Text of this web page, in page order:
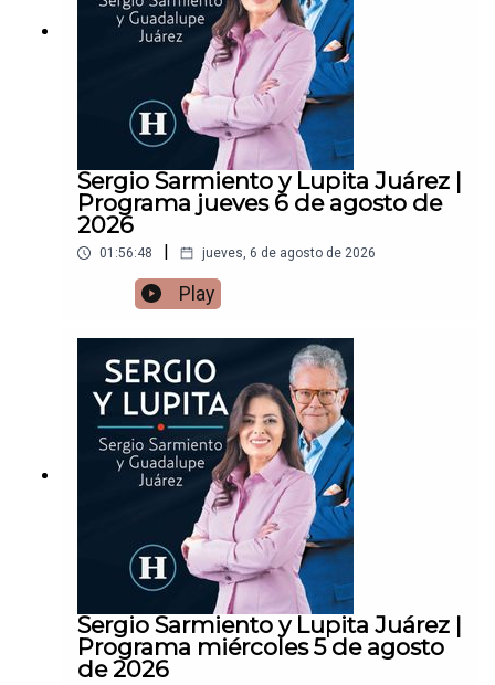
Sergio Sarmiento y Lupita Juárez |
Programa jueves 6 de agosto de
2026
01:56:48 jueves, 6 de agosto de 2026
Play
Sergio Sarmiento y Lupita Juárez |
Programa miércoles 5 de agosto
de 2026